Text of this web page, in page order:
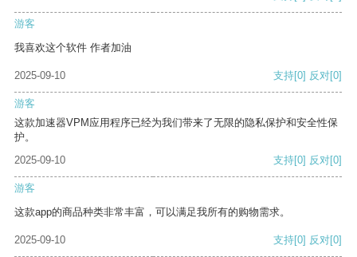
游客
我喜欢这个软件 作者加油
2025-09-10 支持[0] 反对[0]
游客
这款加速器VPM应用程序已经为我们带来了无限的隐私保护和安全性保
护。
2025-09-10
支持[0] 反对[0]
游客
这款app的商品种类非常丰富，可以满足我所有的购物需求。
2025-09-10 支持[0] 反对[0]